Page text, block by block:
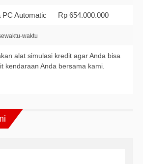
PC Automatic Rp 654.000.000
waktu
alat simulasi kredit agar Anda bisa
kendaraan Anda bersama kami.